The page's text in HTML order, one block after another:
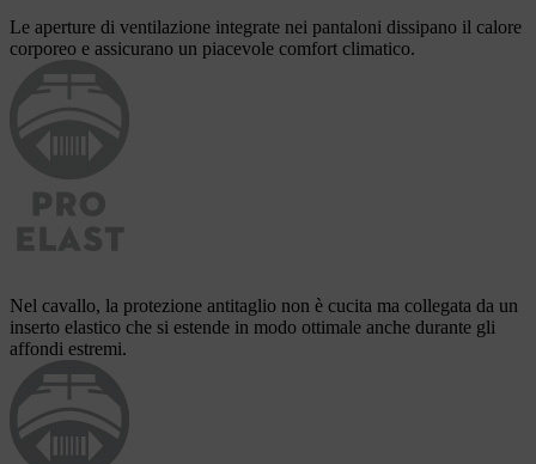
Le aperture di ventilazione integrate nei pantaloni dissipano il calore
corporeo e assicurano un piacevole comfort climatico.
Nel cavallo, la protezione antitaglio non è cucita ma collegata da un
inserto elastico che si estende in modo ottimale anche durante gli
affondi estremi.